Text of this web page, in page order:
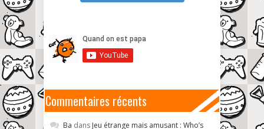
Commentaires récents
Ba dans Jeu étrange mais amusant : Who’s